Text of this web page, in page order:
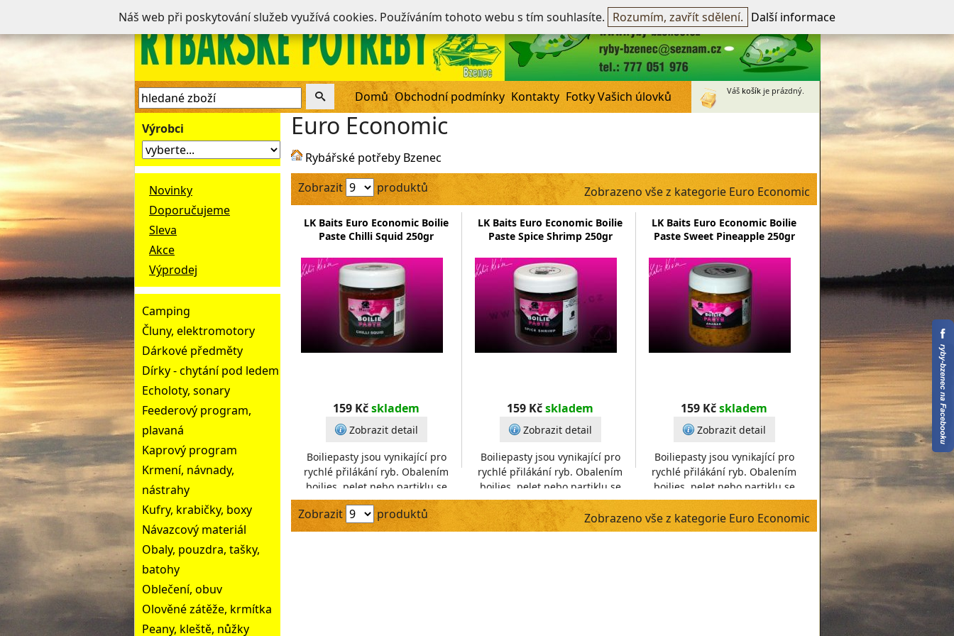
Nepřihlášen -přihlásit~Registrovat
Domů Obchodní podmínky Kontakty Fotky Vašich úlovků Váš košík je prázdný.
Výrobci
Novinky
Doporučujeme
Sleva
Akce
Výprodej
Camping
Čluny, elektromotory
Dárkové předměty
Dírky - chytání pod ledem
Echoloty, sonary
Feederový program,
plavaná
Kaprový program
Krmení, návnady,
nástrahy
Kufry, krabičky, boxy
Návazcový materiál
Obaly, pouzdra, tašky,
batohy
Oblečení, obuv
Olověné zátěže, krmítka
Peany, kleště, nůžky
Euro Economic
Rybářské potřeby Bzenec
Zobrazit
produktů Zobrazeno vše z kategorie Euro Economic
LK Baits Euro Economic Boilie
Paste Chilli Squid 250gr
159 Kčskladem
Zobrazit detail
Boiliepasty jsou vynikající pro
rychlé přilákání ryb. Obalením
boilies, pelet nebo partiklu se
získá neodolatelná nástraha.
Návod na použití
LK Baits Euro Economic Boilie
Paste Spice Shrimp 250gr
159 Kčskladem
Zobrazit detail
Boiliepasty jsou vynikající pro
rychlé přilákání ryb. Obalením
boilies, pelet nebo partiklu se
získá neodolatelná nástraha.
Návod na použití
LK Baits Euro Economic Boilie
Paste Sweet Pineapple 250gr
159 Kčskladem
Zobrazit detail
Boiliepasty jsou vynikající pro
rychlé přilákání ryb. Obalením
boilies, pelet nebo partiklu se
získá neodolatelná nástraha.
Návod na použití
Zobrazit produktů Zobrazeno vše z kategorie Euro Economic
Náš web při poskytování služeb využívá cookies. Používáním tohoto webu s tím souhlasíte. Rozumím, zavřít sdělení. Další informace